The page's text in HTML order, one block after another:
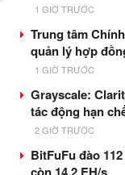
1 GIỜ TRƯỚC
Trung tâm
quản lý hợp
1 GIỜ TRƯỚC
Grayscale:
tác động hạn
2 GIỜ TRƯỚC
BitFuFu đào